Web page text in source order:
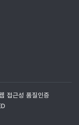
접근성 품질인증